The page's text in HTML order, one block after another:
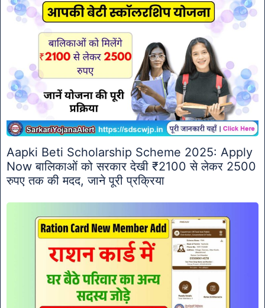
Aapki Beti Scholarship Scheme 2025: Apply
Now बालिकाओं को सरकार देखी ₹2100 से लेकर 2500
रुपए तक की मदद, जाने पूरी प्रक्रिया